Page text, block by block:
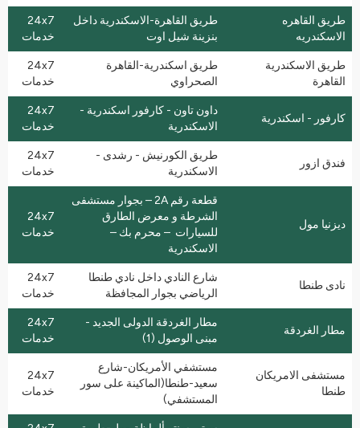
طريق القاهره
الاسكندريه
طريق القاهرة-الاسكندرية داخل
بنزينة شيل اوت
24x7
خدمات
طريق الاسكندرية
القاهرة
طريق اسكندرية-القاهرة
الصحراوي
24x7
خدمات
كارفور - اسكندرية
داون تاون - كارفور اسكندرية -
الاسكندرية
24x7
خدمات
فندق ازور
طريق الكورنيش - رشدى -
الاسكندرية
24x7
خدمات
ديزنيا مول
قطعة رقم 2A – بجوار مستشفى
الشرطة و معرض الطارق
للسيارات – محرم بك –
الاسكندرية
24x7
خدمات
نادى طنطا
شارع النادي داخل نادي طنطا
الرياضي بجوار المجافظة
24x7
خدمات
مطار الغردقة
مطار الغردقة الدولى الجديد -
مبنى الوصول (1)
24x7
خدمات
مستشفى الامريكان
طنطا
مستشفي الأمريكان-شارع
سعيد-طنطا(الماكينة على سور
المستشفي)
24x7
خدمات